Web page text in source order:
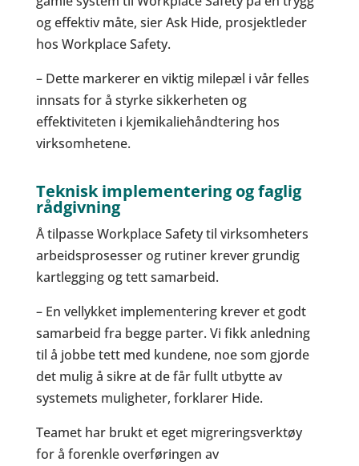
og effektiv måte, sier Ask Hide, prosjektleder
hos Workplace Safety.
– Dette markerer en viktig milepæl i vår felles
innsats for å styrke sikkerheten og
effektiviteten i kjemikaliehåndtering hos
virksomhetene.
Teknisk implementering og faglig
rådgivning
Å tilpasse Workplace Safety til virksomheters
arbeidsprosesser og rutiner krever grundig
kartlegging og tett samarbeid.
– En vellykket implementering krever et godt
samarbeid fra begge parter. Vi fikk anledning
til å jobbe tett med kundene, noe som gjorde
det mulig å sikre at de får fullt utbytte av
systemets muligheter, forklarer Hide.
Teamet har brukt et eget migreringsverktøy
for å forenkle overføringen av